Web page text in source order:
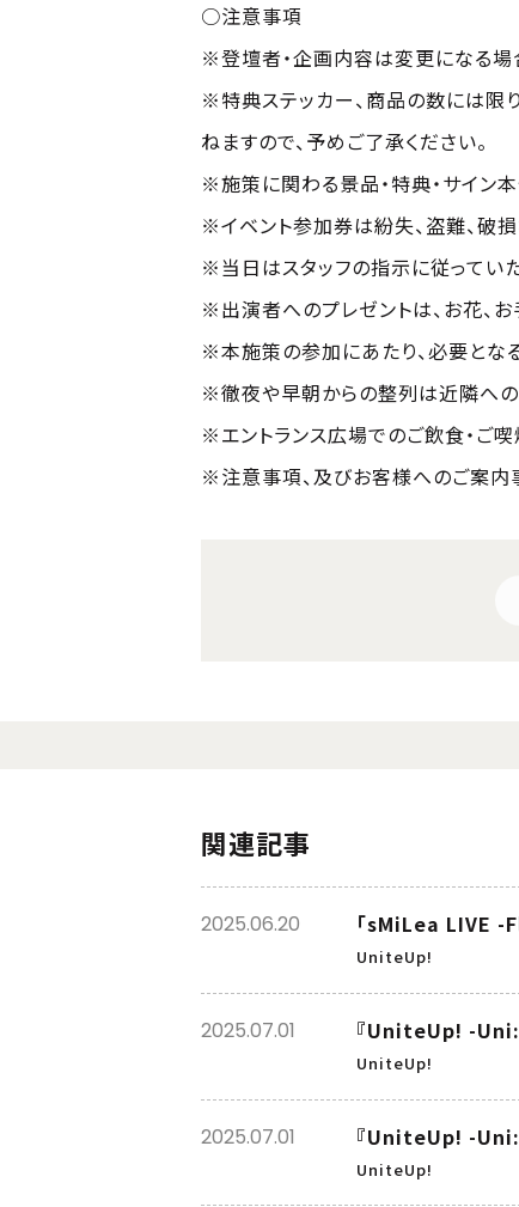
○注意事項
※登壇者・企画内容は変更になる場
※特典ステッカー、商品の数には限
ねますので、予めご了承ください。
※施策に関わる景品・特典・サイン
※イベント参加券は紛失、盗難、破
※当日はスタッフの指示に従ってい
※出演者へのプレゼントは、お花、
※本施策の参加にあたり、必要とな
※徹夜や早朝からの整列は近隣への
※エントランス広場でのご飲食・ご喫
※注意事項、及びお客様へのご案内
関連記事
「sMiLea LIVE -
UniteUp!
2025.06.20
『UniteUp! -
UniteUp!
2025.07.01
『UniteUp! -
UniteUp!
2025.07.01